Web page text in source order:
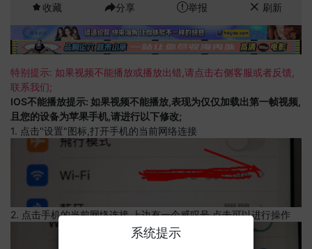
收藏 分享 举报 刷新
特别提示: 如果视频不能播放或播放出错,请点击右侧客服或者反馈,
联系我们;
IOS不能播放提示: 如果视频不能播放,表现为仅仅加载出第一帧视频,
且您的设备为苹果手机,请进行以下修改;
1. 点击"设置"图标,打开手机的当前网络连接
2. 点击手机的当前网络连接,上边有一个感叹号,点击可以进行操作
系统提示